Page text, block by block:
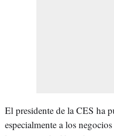
El presidente de la CES ha
especialmente a los